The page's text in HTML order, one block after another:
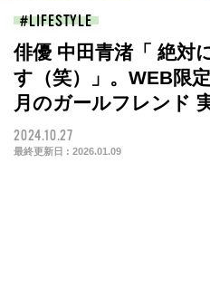
LIFESTYLE
俳優 中田青渚「 絶対
す（笑）」。WEB限
月のガールフレンド
2024.10.27
最終更新日 : 2026.01.09